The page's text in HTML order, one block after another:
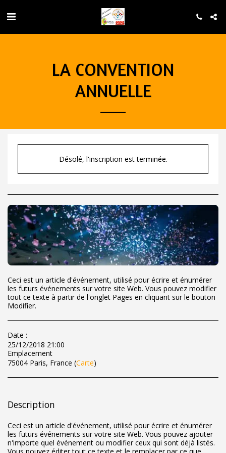
LA CONVENTION
ANNUELLE
Désolé, l'inscription est terminée.
Ceci est un article d'événement, utilisé pour écrire et énumérer
les futurs événements sur votre site Web. Vous pouvez modifier
tout ce texte à partir de l'onglet Pages en cliquant sur le bouton
Modifier.
Date :
25/12/2018 21:00
Emplacement
75004 Paris, France (Carte)
Description
Ceci est un article d'événement, utilisé pour écrire et énumérer
les futurs événements sur votre site Web. Vous pouvez ajouter
n'importe quel événement ou modifier ceux qui sont déjà listés.